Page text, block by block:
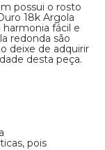
possui o rosto
18k Argola
harmonia fácil e
redonda são
deixe de adquirir
desta peça.
pois